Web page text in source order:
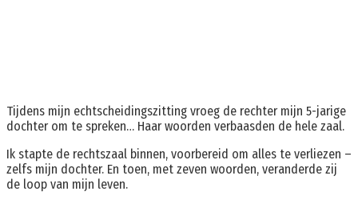
Tijdens mijn echtscheidingszitting vroeg de rechter mijn 5-jarige
dochter om te spreken… Haar woorden verbaasden de hele zaal.
Ik stapte de rechtszaal binnen, voorbereid om alles te verliezen –
zelfs mijn dochter. En toen, met zeven woorden, veranderde zij
de loop van mijn leven.